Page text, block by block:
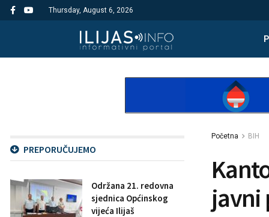
Thursday, August 6, 2026
Početna BIH
javni
PREPORUČUJEMO
Održana 21. redovna
sjednica Općinskog
vijeća Ilijaš